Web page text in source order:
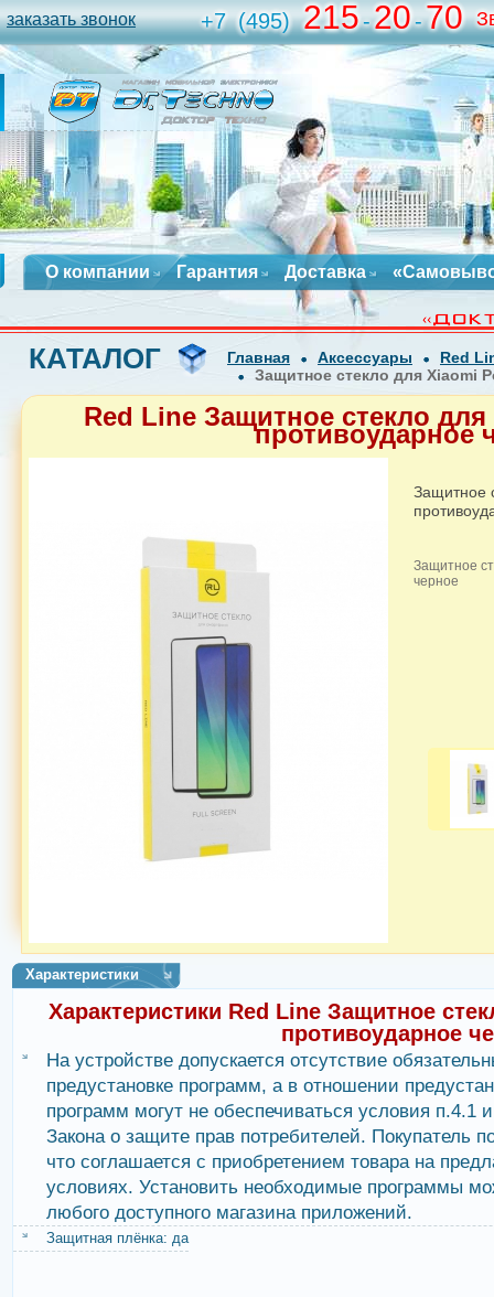
заказать звонок +7 (495) 215-20-70
О компании Гарантия Доставка
КАТАЛОГ Главная Аксессуары
Red
Защитное стекло для Xiaomi
Red Line Защитное стекло
противоударное
Защитное
Защитное
черное
Характеристики
Характеристики Red Line Защитное
противоударное
На устройстве допускается отсутствие
предустановке программ, а в отношении
программ могут не обеспечиваться условия п.4.1
Закона о защите прав потребителей. Покупатель
что соглашается с приобретением товара на
условиях. Установить необходимые программы
любого доступного магазина приложений.
Защитная плёнка: да